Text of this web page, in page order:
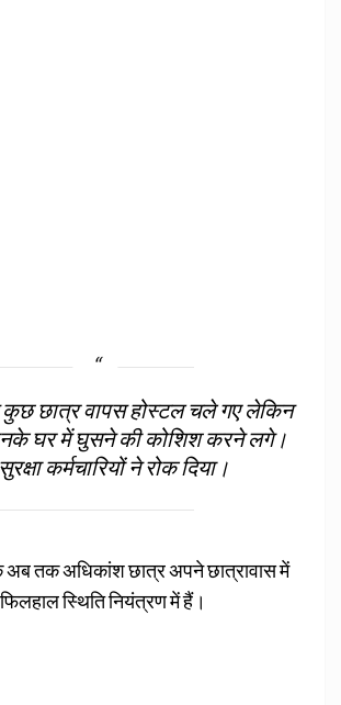
कुछ छात्र वापस होस्टल चले गए लेकिन
घर में घुसने की कोशिश करने लगे।
कर्मचारियों ने रोक दिया।
अब तक अधिकांश छात्र अपने छात्रावास में
स्थिति नियंत्रण में हैं।